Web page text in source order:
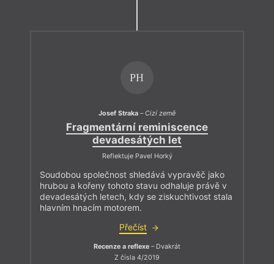
PH
Josef Straka –Cizí země
Fragmentární reminiscence
devadesátých let
Reflektuje Pavel Horký
Soudobou společnost shledává vypravěč jako
hrubou a kořeny tohoto stavu odhaluje právě v
devadesátých letech, kdy se ziskuchtivost stala
hlavním hnacím motorem.
Přečíst
Recenze a reflexe – Dvakrát
Z čísla 4/2019